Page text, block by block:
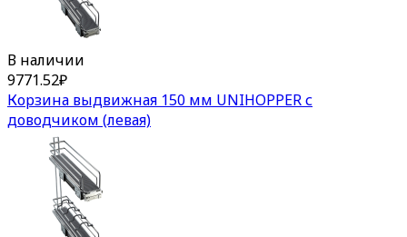
В наличии
9771.52₽
Корзина выдвижная 150 мм UNIHOPPER с
доводчиком (левая)